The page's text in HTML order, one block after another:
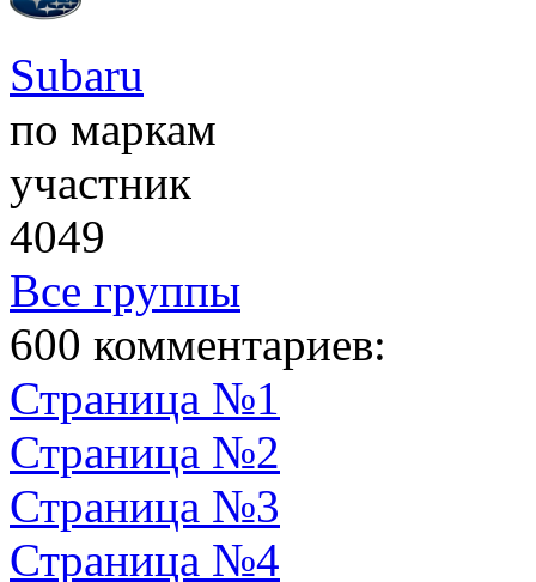
Subaru
по маркам
участник
4049
Все группы
600 комментариев:
Страница №1
Страница №2
Страница №3
Страница №4